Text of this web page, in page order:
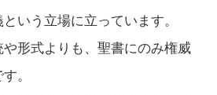
いう立場に立っています。
形式よりも、聖書にのみ権威
。